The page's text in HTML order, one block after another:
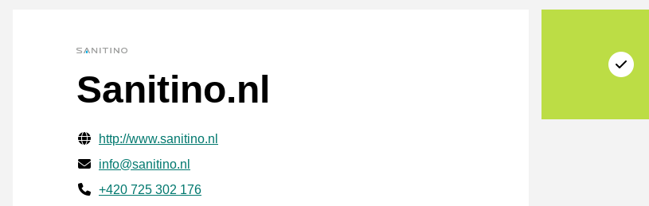
Sanitino.nl
Verifisert kontaktinformasjon
Website URL
http://www.sanitino.nl
E-post
info@sanitino.nl
Phone number
+420 725 302 176